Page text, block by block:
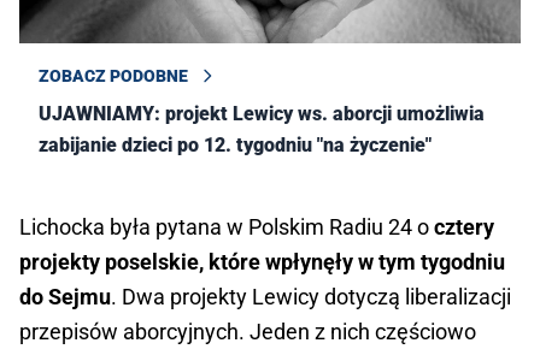
ZOBACZ PODOBNE
UJAWNIAMY: projekt Lewicy ws. aborcji umożliwia
zabijanie dzieci po 12. tygodniu "na życzenie"
Lichocka była pytana w Polskim Radiu 24 ocztery
projekty poselskie, które wpłynęły w tym tygodniu
do Sejmu. Dwa projekty Lewicy dotyczą liberalizacji
przepisów aborcyjnych. Jeden z nich częściowo